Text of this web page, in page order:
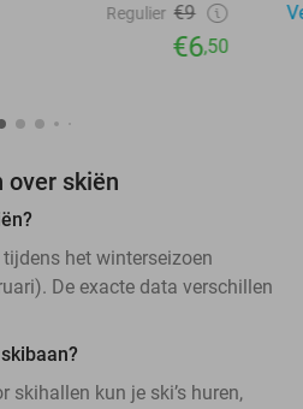
Regulier €9
€6,50
over skiën
het winterseizoen
De exacte data verschillen
skihallen kun je ski’s huren,